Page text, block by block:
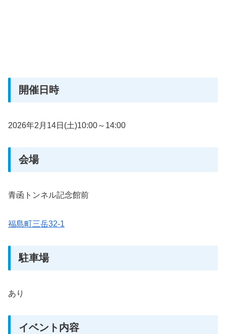
開催日時
2026年2月14日(土)10:00～14:00
会場
青函トンネル記念館前
福島町三岳32-1
駐車場
あり
イベント内容